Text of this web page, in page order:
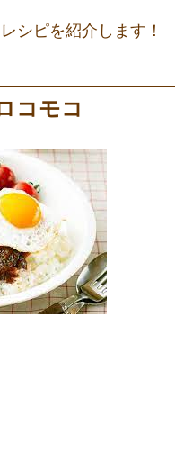
シピを紹介します！
コモコ